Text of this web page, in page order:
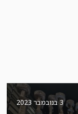
3 בנובמבר 2023